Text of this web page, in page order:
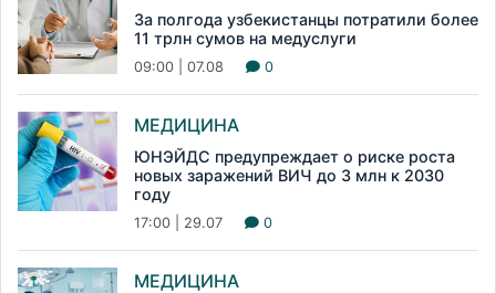
За полгода узбекистанцы потратили более
11 трлн сумов на медуслуги
09:00 | 07.08 0
МЕДИЦИНА
ЮНЭЙДС предупреждает о риске роста
новых заражений ВИЧ до 3 млн к 2030
году
17:00 | 29.07 0
МЕДИЦИНА